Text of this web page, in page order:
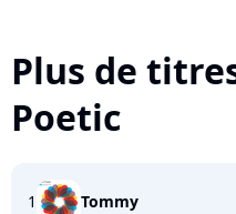
Plus de
Poetic
1 Tommy